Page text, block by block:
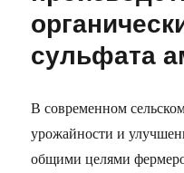
сульфата
В современном
урожайности и
общими целями